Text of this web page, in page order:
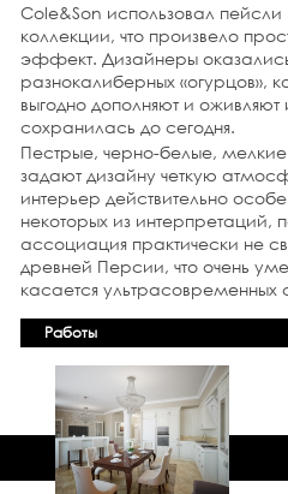
интерьер, делают его
«жизнь». Это, в свою очередь,
на психике и общем состоянии
делать, если, допустим, окна
солнечную сторону? Или
кажется тесным и мрачным?
дизайнер частных домов
приемов, которые будут
расширению пространства,
комнату.
подробнее
25 октября 2014 г.
Культурное движение эпохи
до 18 века, охватив при этом
континента. Этот период
характеризуют как отрезок,
процветал гуманизм,
стиль жизни, это также период
духовного богатства.Дизайн
стиле Ренессанс – это сущая
вычурность творений дизайна и
Cole&Son использовал
коллекции, что произвело
эффект. Дизайнеры
разнокалиберных «огурцов»,
выгодно дополняют и
сохранилась до сегодня.
Пестрые, черно-белые,
задают дизайну четкую
интерьер действительно
некоторых из интерпретаций,
ассоциация практически не
древней Персии, что очень
касается ультрасовременных
Работы